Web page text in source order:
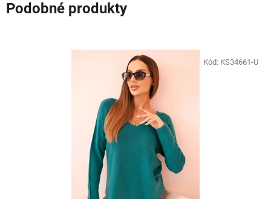
Podobné produkty
Kód: KS34661-U